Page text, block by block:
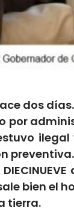
dos días.
por
bien el
tierra.